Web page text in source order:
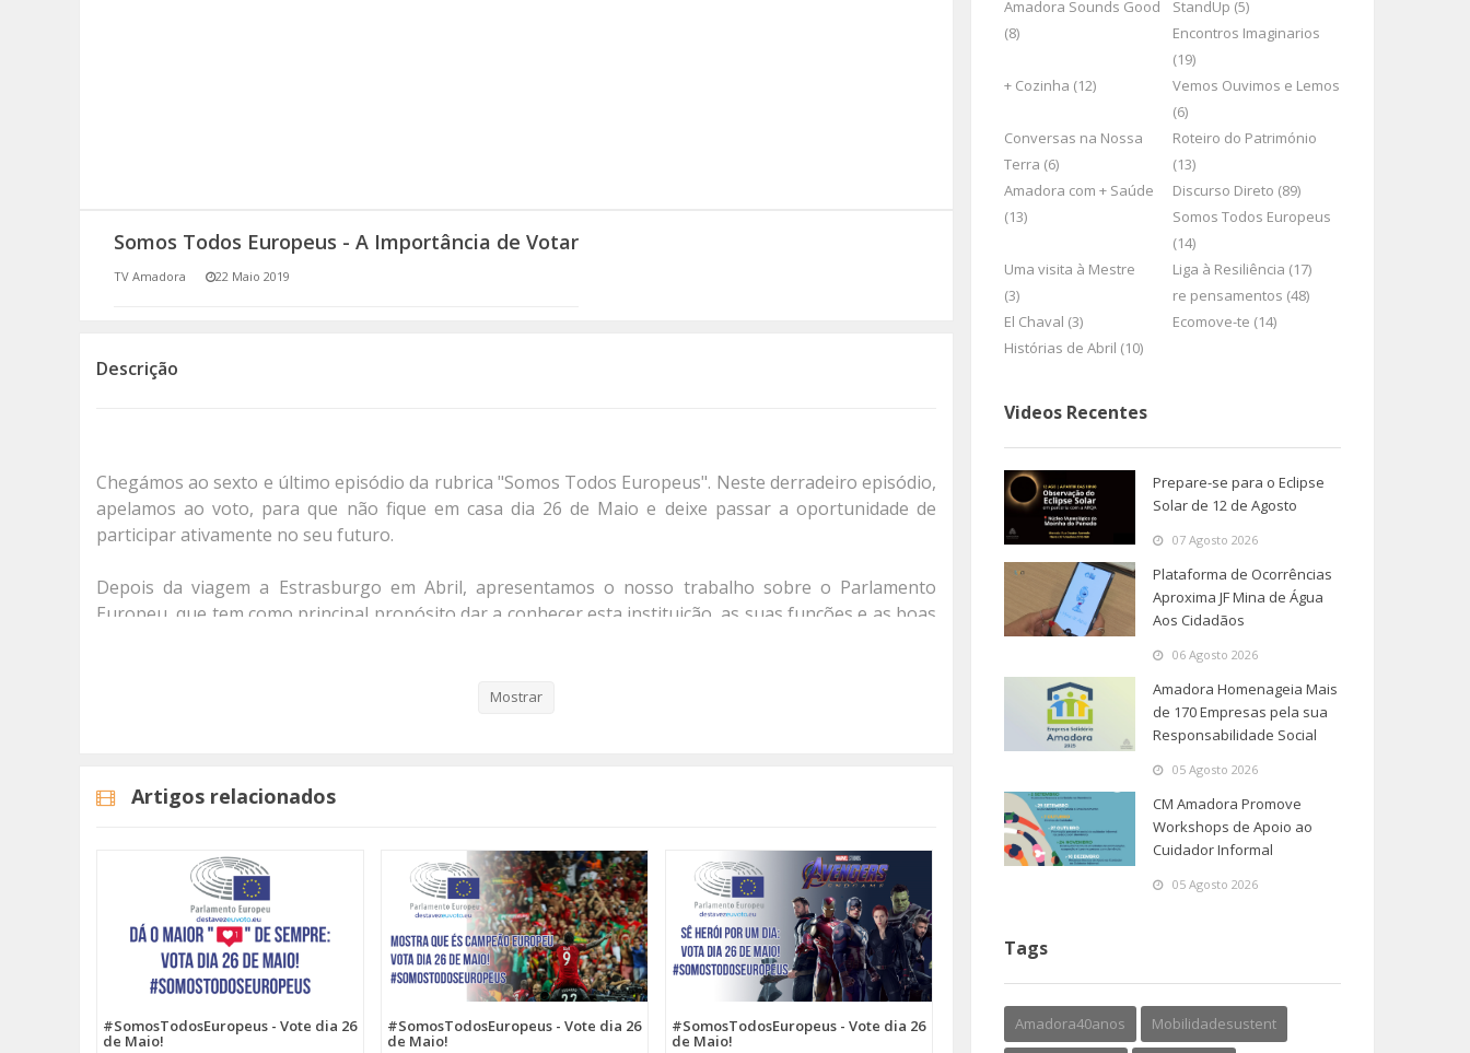
(RE) PENSAMENTOS
Somos Todos Europeus - A Importância de Votar
TV Amadora 22 Maio 2019
Descrição
Chegámos ao sexto e último episódio da rubrica "Somos Todos Europeus". Neste derradeiro episódio,
apelamos ao voto, para que não fique em casa dia 26 de Maio e deixe passar a oportunidade de
participar ativamente no seu futuro.
Depois da viagem a Estrasburgo em Abril, apresentamos o nosso trabalho sobre o Parlamento
Europeu, que tem como principal propósito dar a conhecer esta instituição, as suas funções e as boas
Não deixe que ninguém decida por si, até porque #SomosTodosEuropeus!
Mostrar
Artigos relacionados
#SomosTodosEuropeus - Vote dia 26
de Maio!
#SomosTodosEuropeus - Vote dia 26
de Maio!
#SomosTodosEuropeus - Vote dia 26
de Maio!
Amadora Sounds Good
(8)
StandUp (5)
Encontros Imaginarios
(19)
+ Cozinha (12)
Vemos Ouvimos e Lemos
(6)
Conversas na Nossa
Terra (6)
Roteiro do Património
(13)
Amadora com + Saúde
(13)
Discurso Direto (89)
Somos Todos Europeus
(14)
Uma visita à Mestre
(3)
Liga à Resiliência (17)
re pensamentos (48)
El Chaval (3)
Ecomove-te (14)
Histórias de Abril (10)
Videos Recentes
Prepare-se para o Eclipse
Solar de 12 de Agosto
07 Agosto 2026
Plataforma de Ocorrências
Aproxima JF Mina de Água
Aos Cidadãos
06 Agosto 2026
Amadora Homenageia Mais
de 170 Empresas pela sua
Responsabilidade Social
05 Agosto 2026
CM Amadora Promove
Workshops de Apoio ao
Cuidador Informal
05 Agosto 2026
Tags
Amadora40anos Mobilidadesustent